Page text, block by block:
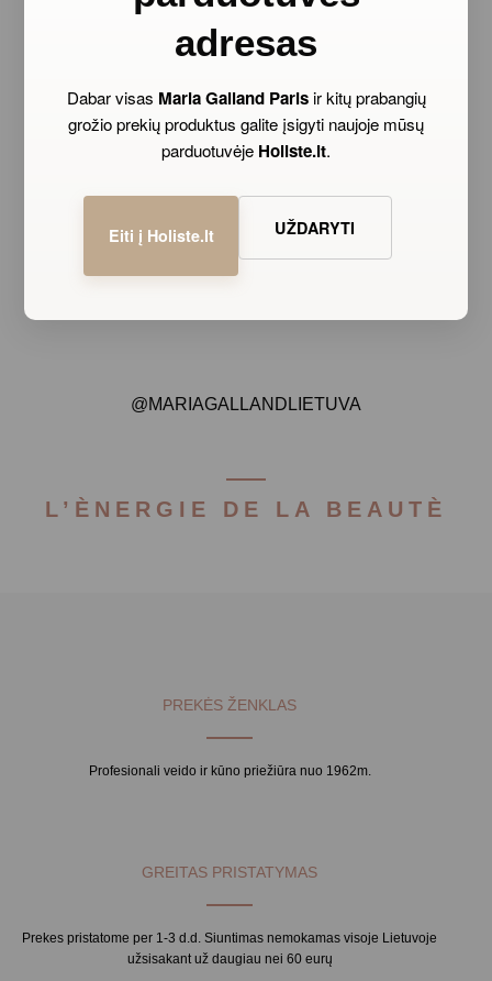
adresas
Dabar visas Maria Galland Parisir kitų prabangių
grožio prekių produktus galite įsigyti naujoje mūsų
parduotuvėje Holiste.lt.
Eiti į Holiste.lt UŽDARYTI
@MARIAGALLANDLIETUVA
L’ÈNERGIE DE LA BEAUTÈ
PREKĖS ŽENKLAS
Profesionali veido ir kūno priežiūra nuo 1962m.
GREITAS PRISTATYMAS
Prekes pristatome per 1-3 d.d. Siuntimas nemokamas visoje Lietuvoje
užsisakant už daugiau nei 60 eurų